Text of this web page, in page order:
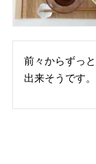
前々からずっ
出来そうです。